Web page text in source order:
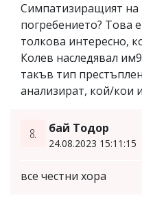
Симпатизиращият
погребението? Това
толкова интересно,
Колев наследявал
такъв тип
анализират, кой/кои
8. бай Тодор
24.08.2023 15:11:15
все честни хора